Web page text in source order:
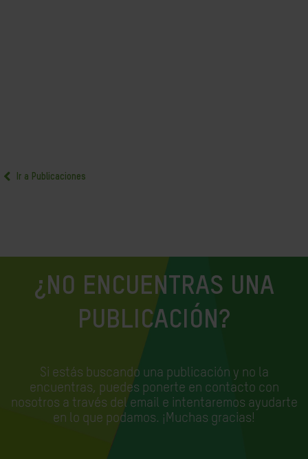
Ir a Publicaciones
¿NO ENCUENTRAS UNA
PUBLICACIÓN?
Si estás buscando una publicación y no la
encuentras, puedes ponerte en contacto con
nosotros a través del email e intentaremos ayudarte
en lo que podamos. ¡Muchas gracias!